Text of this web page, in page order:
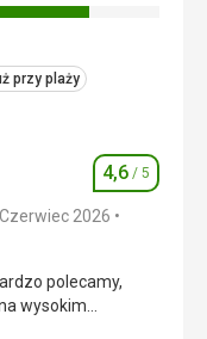
przy plaży
Ocena
4,6 / 5
2026
polecamy,
wysokim